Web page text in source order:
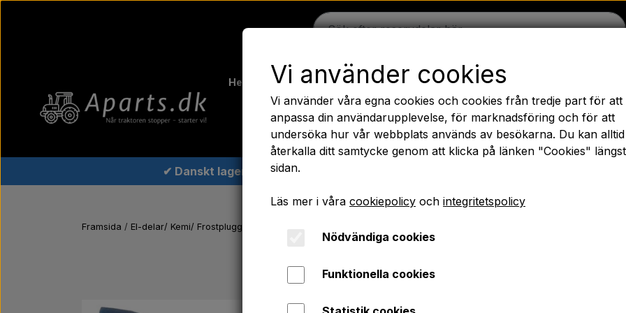
Hem Ferguson Massey Ferguson Fordson Ford
Traktordäck Olja Kemi El-delar LED Lyktor Päron Färg
PTO axlar GARDLOC Verkstad/ Verktyg Erbjudande
✔ Danskt lager
Framsida El-delar/ Kemi/ Frostpluggar/ Verktyg/ Glödlampa/ Säkringar/ Bultar
Artikelnummer: A1.8549
Vi använder cookies
Vi använder våra egna cookies och cookies från tredje part för att
anpassa din användarupplevelse, för marknadsföring och för att
undersöka hur vår webbplats används av besökarna. Du kan alltid
återkalla ditt samtycke genom att klicka på länken "Cookies"
sidan.
Läs mer i våra cookiepolicy och integritetspolicy
Nödvändiga cookies
Funktionella cookies